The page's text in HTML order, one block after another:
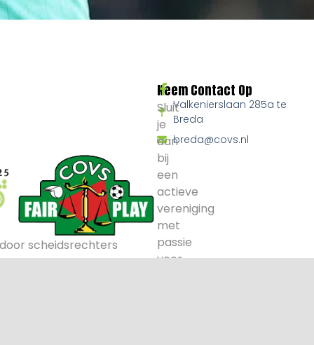
scheidsrechters
Neem Contact Op
Valkenierslaan 285a te
Breda
breda@covs.nl
Sluit
je
aan
bij
een
actieve
vereniging
met
passie
voor